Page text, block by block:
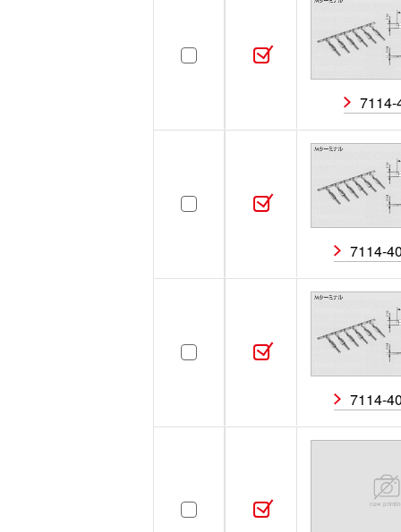
ハイブリッド ハイ
極数
オス
7114-
7114-
7114-